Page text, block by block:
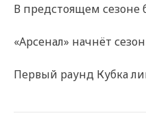
В предстоящем сезоне
«Арсенал» начнёт
Первый раунд Кубка